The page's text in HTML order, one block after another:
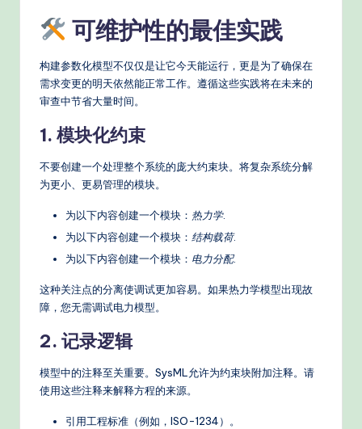
可维护性的最佳实践
构建参数化模型不仅仅是让它今天能运行，更是为了确保在
需求变更的明天依然能正常工作。遵循这些实践将在未来的
审查中节省大量时间。
1. 模块化约束
不要创建一个处理整个系统的庞大约束块。将复杂系统分解
为更小、更易管理的模块。
为以下内容创建一个模块： 热力学.
为以下内容创建一个模块： 结构载荷.
为以下内容创建一个模块： 电力分配.
这种关注点的分离使调试更加容易。如果热力学模型出现故
障，您无需调试电力模型。
2. 记录逻辑
模型中的注释至关重要。SysML允许为约束块附加注释。请
使用这些注释来解释方程的来源。
引用工程标准（例如，ISO-1234）。